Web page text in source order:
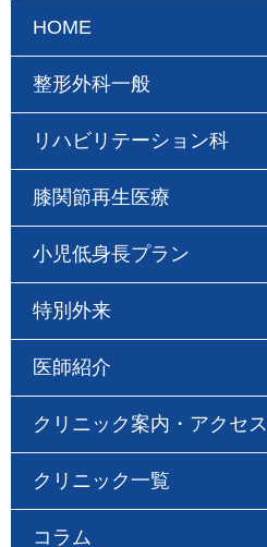
HOME
整形外科一般
リハビリテーション科
膝関節再生医療
小児低身長プラン
特別外来
医師紹介
クリニック案内・アクセス
クリニック一覧
コラム